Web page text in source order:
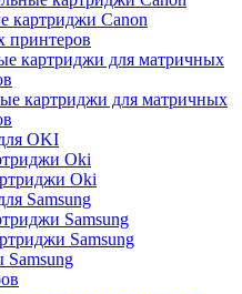
картриджи Canon
принтеров
картриджи для матричных
картриджи для матричных
OKI
Oki
Oki
Samsung
Samsung
Samsung
Samsung